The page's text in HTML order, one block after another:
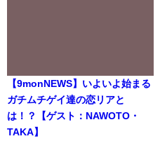
【9monNEWS】いよいよ始まる
ガチムチゲイ達の恋リアと
は！？【ゲスト：NAWOTO・
TAKA】